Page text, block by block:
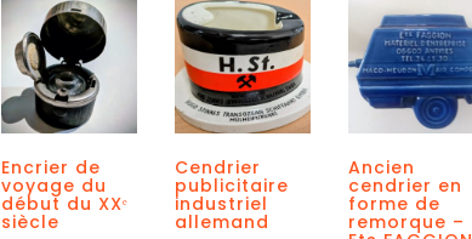
Encrier de
voyage du
début du XXᵉ
siècle
Cendrier
publicitaire
industriel
allemand
Ancien
cendrier en
forme de
remorque –